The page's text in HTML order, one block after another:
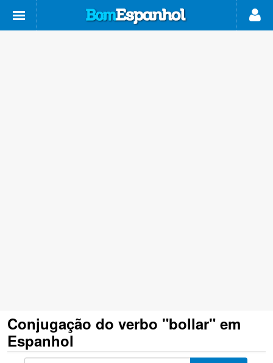
Conjugação do verbo "bollar" em
Espanhol